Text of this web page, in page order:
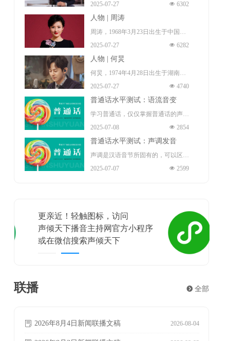
声倾天下播音主持网梦想十九年：历
久更新！
1月17日出生 （一说，1972年出
生 ），祖籍中国河北省石家庄市无
极县 ，本科毕业于中国传媒大学播
播电视学专业。中国内地节目主持
人、新闻播音员、央视新闻中心新闻
播音部主任 ，中共十九大、二十大
代表 。
넶 6302
2025-07-27
人物 | 周涛
周涛，1968年3月23日出生于中国安
徽省淮南市田家庵区 ，毕业于北京
广播学院（现中国传媒大学），硕士
研究生 ，中国著名女主持人、导
殊津贴”享受者、中宣部“四个一
批”人才、“五一”劳动奖章 、中国青
年“五四”奖章的获得者。现任保利文
化集团股份有限公司艺术总监、保利
넶 6282
2025-07-27
人物 | 何炅
何炅，1974年4月28日出生于湖南省
长沙市雨花区，中国内地男主持人、
演员、歌手、导演、作家。
넶 4740
2025-07-27
普通话水平测试：语流音变
学习普通话，仅仅掌握普通话的声
母、韵母和声调是不够的。因为我们
在读书或说话时，不是鼓励地严格按
照每一个音节的声、韵、调来发音
的音素与因素、音节与音节、声调与
声调之间就不可避免地会发生相互影
响，从而使有些音节的读音产生一定
넶 2854
2025-07-08
普通话水平测试：声调发音
声调是汉语音节所固有的，可以区别
意义的声音的高低升降。声调是音节
练习和联系等，这些词语意义的不同
主要靠声调来区别。声调贯穿整个音
节的始终，主要作用在韵腹上。在汉
强都有关系。但是，它的性质主要决
넶 2599
2025-07-07
更亲近！轻触图标，访问
声倾天下播音主持网官方小程序
或在微信搜索声倾天下
联播 뀹 全部
2026-08-04
ꂓ 2026年8月4日新闻联播文稿
2026-08-03
ꂓ 2026年8月3日新闻联播文稿